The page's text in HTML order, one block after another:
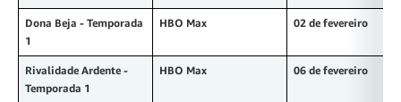
Dona Beja - Temporada
1
HBO Max 02 de fevereiro
Rivalidade Ardente -
Temporada 1
HBO Max 06 de fevereiro